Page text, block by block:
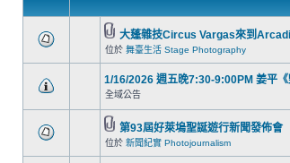
大蓬雜技Circus Vargas來到
位於 舞臺生活 Stage Photography
1/16/2026 週五晚7:30-9:00PM 姜平《
全域公告
第93屆好萊塢聖誕遊行新聞發佈會
位於 新聞紀實 Photojournalism